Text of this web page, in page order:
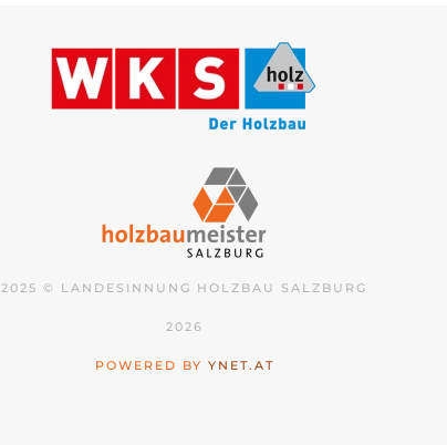
2025 © LANDESINNUNG HOLZBAU SALZBURG
2026
POWERED BY YNET.AT